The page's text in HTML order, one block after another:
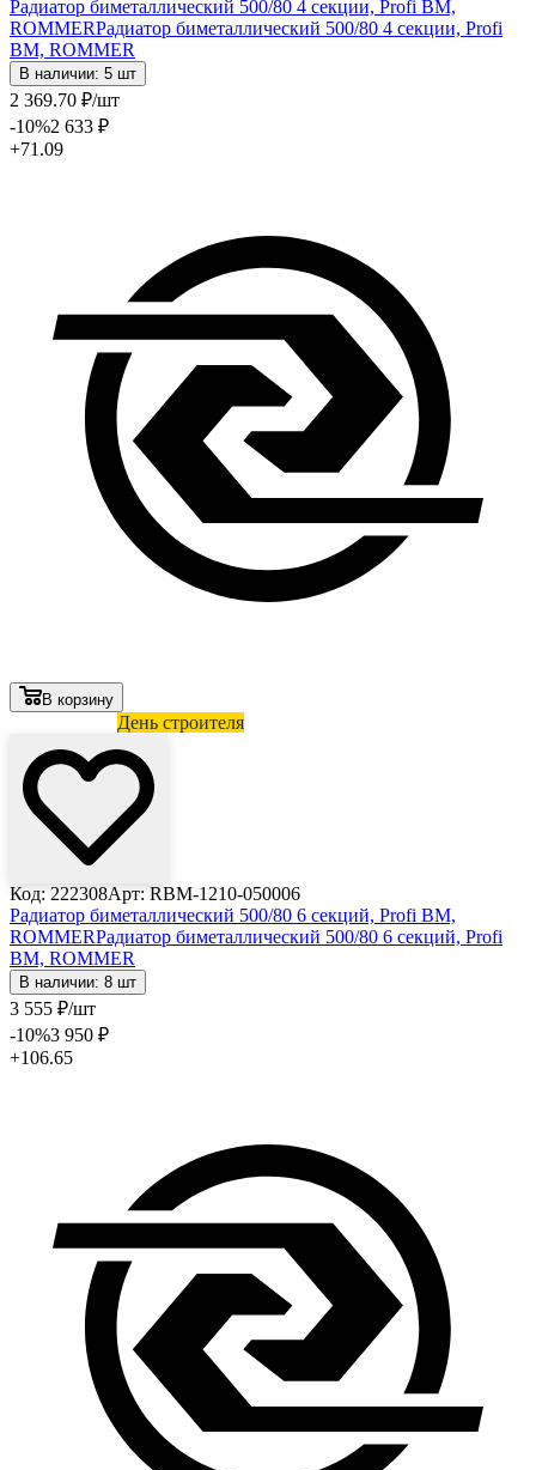
Радиатор биметаллический 500/80 4 секции, Profi BM,
ROMMERРадиатор биметаллический 500/80 4 секции, Profi
BM, ROMMER
В наличии: 5 шт
2 369.70 ₽/шт
-10%2 633 ₽
+71.09
В корзину
День строителя
Код: 222308Арт: RBM-1210-050006
Радиатор биметаллический 500/80 6 секций, Profi BM,
ROMMERРадиатор биметаллический 500/80 6 секций, Profi
BM, ROMMER
В наличии: 8 шт
3 555 ₽/шт
-10%3 950 ₽
+106.65